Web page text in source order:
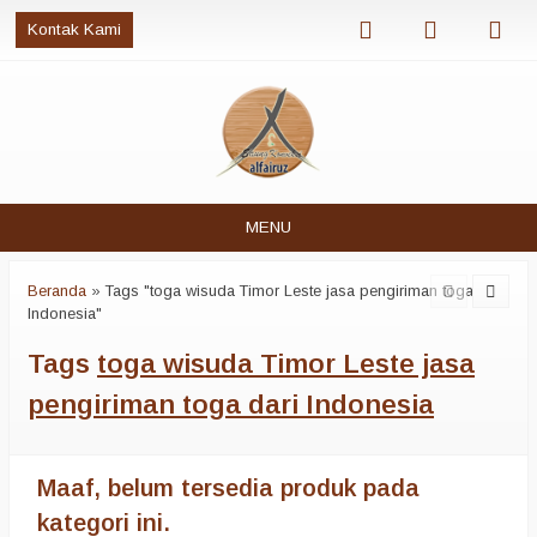
Kontak Kami
MENU
Beranda »Tags "toga wisuda Timor Leste jasa pengiriman toga dari
Indonesia"
Tags toga wisuda Timor Leste jasa
pengiriman toga dari Indonesia
Maaf, belum tersedia produk pada
kategori ini.